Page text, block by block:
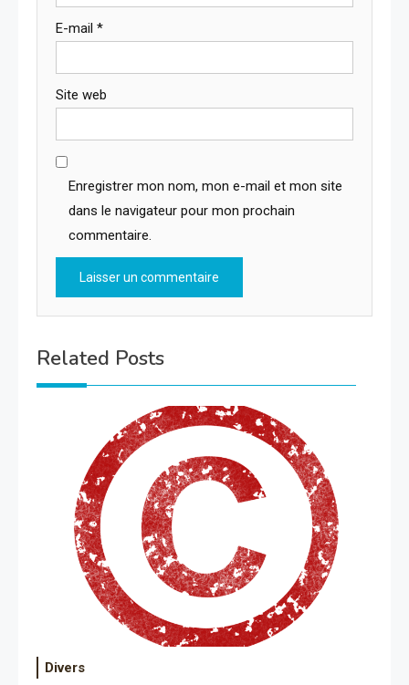
E-mail *
Site web
Enregistrer mon nom, mon e-mail et mon site
dans le navigateur pour mon prochain
commentaire.
Related Posts
Divers